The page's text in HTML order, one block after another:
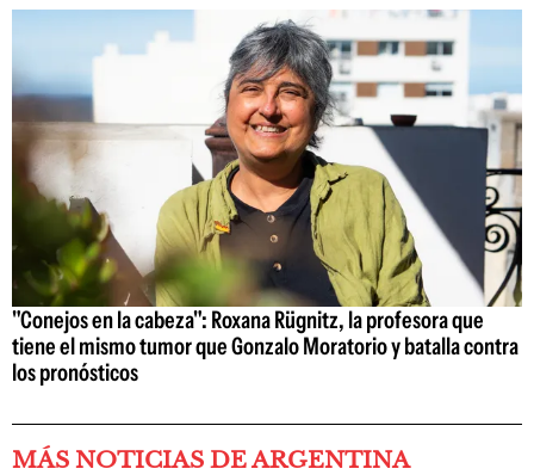
"Conejos en la cabeza": Roxana Rügnitz, la profesora que
tiene el mismo tumor que Gonzalo Moratorio y batalla contra
los pronósticos
MÁS NOTICIAS DE ARGENTINA